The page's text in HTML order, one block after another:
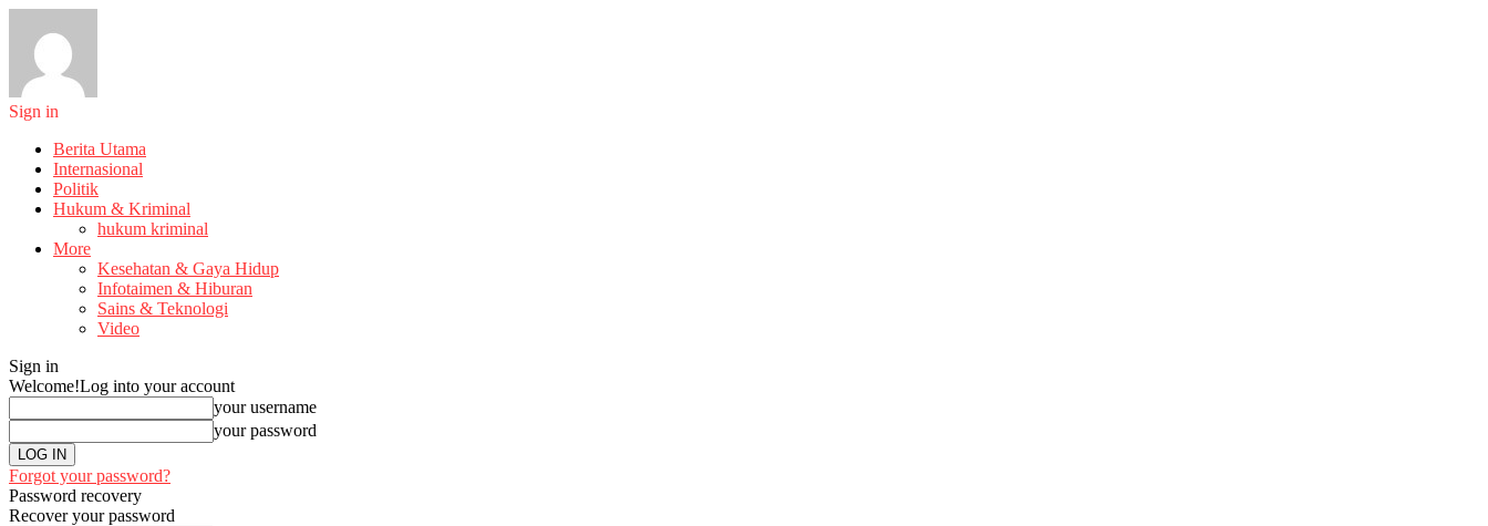
Sign in
Berita Utama
Internasional
Politik
Hukum & Kriminal
hukum kriminal
More
Kesehatan & Gaya Hidup
Infotaimen & Hiburan
Sains & Teknologi
Video
Sign in
Welcome!Log into your account
your username
your password
Forgot your password?
Password recovery
Recover your password